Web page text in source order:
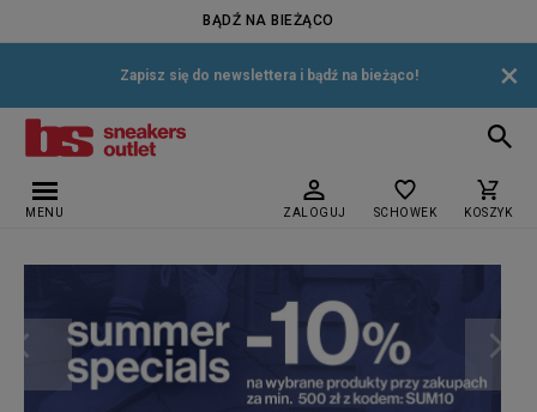
BĄDŹ NA BIEŻĄCO
Zapisz się do newslettera i bądź na bieżąco! ×
MENU ZALOGUJ SCHOWEK KOSZYK